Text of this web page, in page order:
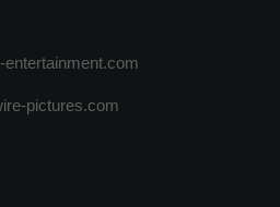
entertainment.com
pictures.com